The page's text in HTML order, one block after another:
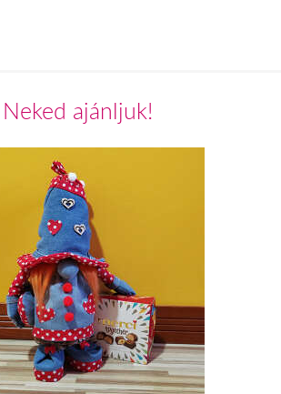
Neked ajánljuk!